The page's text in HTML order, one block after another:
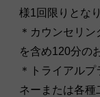
様1回限りとな
＊カウンセリ
を含め120分の
＊トライアル
ネーまたは各種